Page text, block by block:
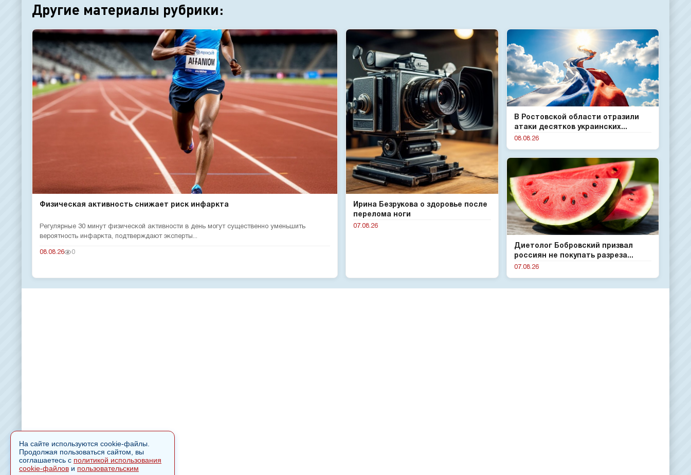
Другие материалы рубрики:
Физическая активность снижает риск инфаркта
Регулярные 30 минут физической активности в день могут существенно уменьшить
вероятность инфаркта, подтверждают эксперты...
08.08.26 0
В Ростовской области отразили
атаки десятков украинских...
08.08.26
Ирина Безрукова о здоровье после
перелома ноги
07.08.26
Диетолог Бобровский призвал
россиян не покупать разреза...
07.08.26
На сайте используются cookie-файлы.
Продолжая пользоваться сайтом, вы
соглашаетесь с политикой использования
cookie-файлов и пользовательским